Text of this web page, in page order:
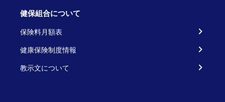
健保組合について
保険料月額表
健康保険制度情報
教示文について